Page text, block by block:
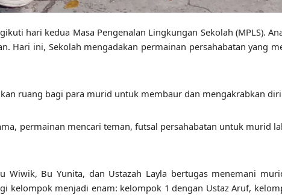
hari kedua Masa Pengenalan Lingkungan Sekolah (MPLS).
Hari ini, Sekolah mengadakan permainan persahabatan yang
ruang bagi para murid untuk membaur dan mengakrabkan
permainan mencari teman, futsal persahabatan untuk murid
Wiwik, Bu Yunita, dan Ustazah Layla bertugas menemani
kelompok menjadi enam: kelompok 1 dengan Ustaz Aruf,